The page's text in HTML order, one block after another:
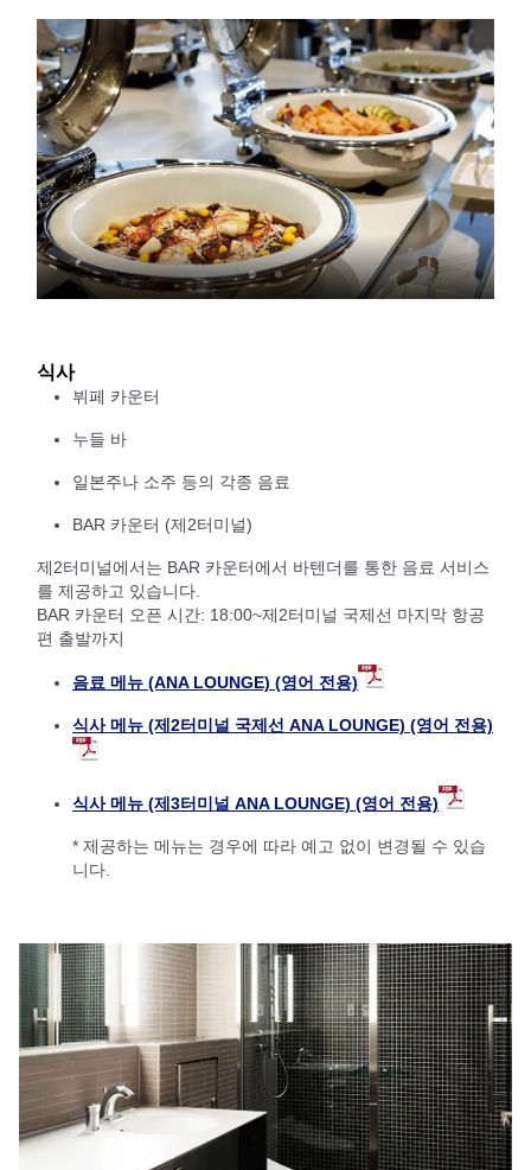
식사
뷔페 카운터
누들 바
일본주나 소주 등의 각종 음료
BAR 카운터 (제2터미널)
제2터미널에서는 BAR 카운터에서 바텐더를 통한 음료 서비스
를 제공하고 있습니다.
BAR 카운터 오픈 시간: 18:00~제2터미널 국제선 마지막 항공
편 출발까지
음료 메뉴 (ANA LOUNGE) (영어 전용)
식사 메뉴 (제2터미널 국제선 ANA LOUNGE) (영어 전용)
식사 메뉴 (제3터미널 ANA LOUNGE) (영어 전용)
* 제공하는 메뉴는 경우에 따라 예고 없이 변경될 수 있습
니다.